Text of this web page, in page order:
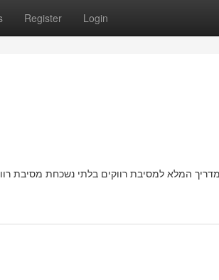
Register Login
המלא למסיבת רווקים בלתי נשכחת מסיבת